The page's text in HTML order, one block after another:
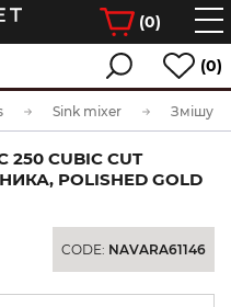
(0)
(0)
Sink mixer
250 CUBIC CUT
POLISHED GOLD
CODE: NAVARA61146